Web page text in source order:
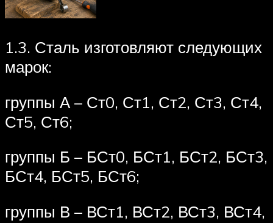
1.3. Сталь изготовляют следующих
марок:
группы А – Ст0, Ст1, Ст2, Ст3, Ст4,
Ст5, Ст6;
группы Б – БСт0, БСт1, БСт2, БСт3,
БСт4, БСт5, БСт6;
группы В – ВСт1, ВСт2, ВСт3, ВСт4,